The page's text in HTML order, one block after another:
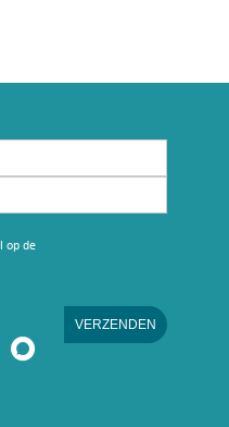
op de